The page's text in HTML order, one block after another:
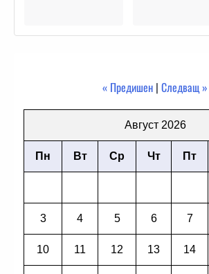
« Предишен | Следващ »
Август 2026
Пн Вт Ср Чт Пт
3 4 5 6 7
10 11 12 13 14